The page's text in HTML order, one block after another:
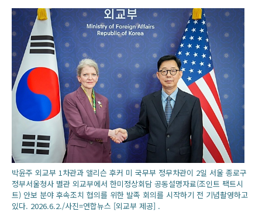
박윤주 외교부 1차관과 앨리슨 후커 미 국무부 정무차관이 2일 서울 종로구
정부서울청사 별관 외교부에서 한미정상회담 공동설명자료(조인트 팩트시
트) 안보 분야 후속조치 협의를 위한 발족 회의를 시작하기 전 기념촬영하고
있다. 2026.6.2./사진=연합뉴스 [외교부 제공] .